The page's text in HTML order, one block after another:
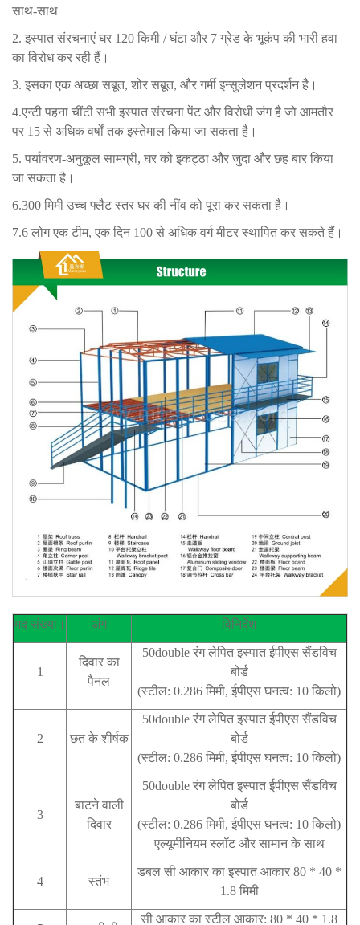
साथ-साथ
2. इस्पात संरचनाएं घर 120 किमी / घंटा और 7 ग्रेड के भूकंप की भारी हवा
का विरोध कर रही हैं।
3. इसका एक अच्छा सबूत, शोर सबूत, और गर्मी इन्सुलेशन प्रदर्शन है।
4.एन्टी पहना चींटी सभी इस्पात संरचना पेंट और विरोधी जंग है जो आमतौर
पर 15 से अधिक वर्षों तक इस्तेमाल किया जा सकता है।
5. पर्यावरण-अनुकूल सामग्री, घर को इकट्ठा और जुदा और छह बार किया
जा सकता है।
6.300 मिमी उच्च फ्लैट स्तर घर की नींव को पूरा कर सकता है।
7.6 लोग एक टीम, एक दिन 100 से अधिक वर्ग मीटर स्थापित कर सकते हैं।
मद संख्या। अंग विनिर्देश
1
दिवार का
पैनल
50double रंग लेपित इस्पात ईपीएस सैंडविच
बोर्ड
(स्टील: 0.286 मिमी, ईपीएस घनत्व: 10 किलो)
2 छत के शीर्षक
50double रंग लेपित इस्पात ईपीएस सैंडविच
बोर्ड
(स्टील: 0.286 मिमी, ईपीएस घनत्व: 10 किलो)
3
बाटने वाली
दिवार
50double रंग लेपित इस्पात ईपीएस सैंडविच
बोर्ड
(स्टील: 0.286 मिमी, ईपीएस घनत्व: 10 किलो)
एल्यूमीनियम स्लॉट और सामान के साथ
4 स्तंभ
डबल सी आकार का इस्पात आकार 80 * 40 *
1.8 मिमी
सी आकार का स्टील आकार: 80 * 40 * 1.8